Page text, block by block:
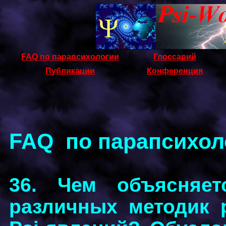
FAQ по парапсихологии
Глоссарий
Публикации
Конференция
FAQ по
36. Чем
различных методик